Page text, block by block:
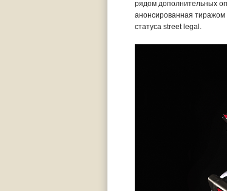
рядом дополнительных
анонсированная тиражом
статуса street legal.